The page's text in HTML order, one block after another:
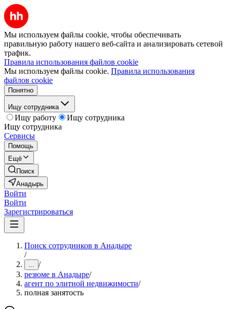
Мы используем файлы cookie, чтобы обеспечивать
правильную работу нашего веб-сайта и анализировать сетевой
трафик.
Правила использования файлов cookie
Мы используем файлы cookie. Правила использования
файлов cookie
Понятно
Ищу сотрудника
Ищу работу
Ищу сотрудника
Ищу сотрудника
Сервисы
Помощь
Ещё
Поиск
Анадырь
Войти
Войти
Зарегистрироваться
Поиск сотрудников в Анадыре
/
... /
резюме в Анадыре/
агент по элитной недвижимости/
полная занятость